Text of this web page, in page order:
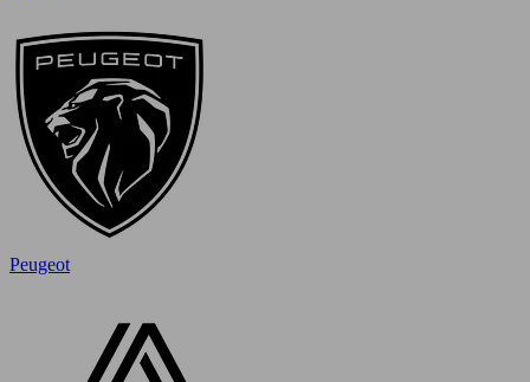
Peugeot